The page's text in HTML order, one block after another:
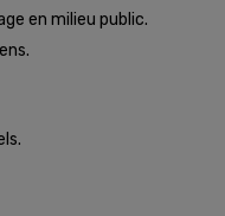
en milieu public.